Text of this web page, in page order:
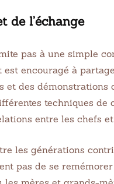
de l’échange
pas à une simple
encouragé à
et des
techniques de
entre les chefs
les générations
pas de se